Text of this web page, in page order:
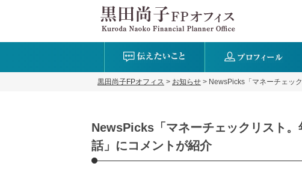
黒田尚子FPオフィス > お知らせ > NewsPicks「マネーチェッ
NewsPicks「マネーチェックリスト
話」にコメントが紹介